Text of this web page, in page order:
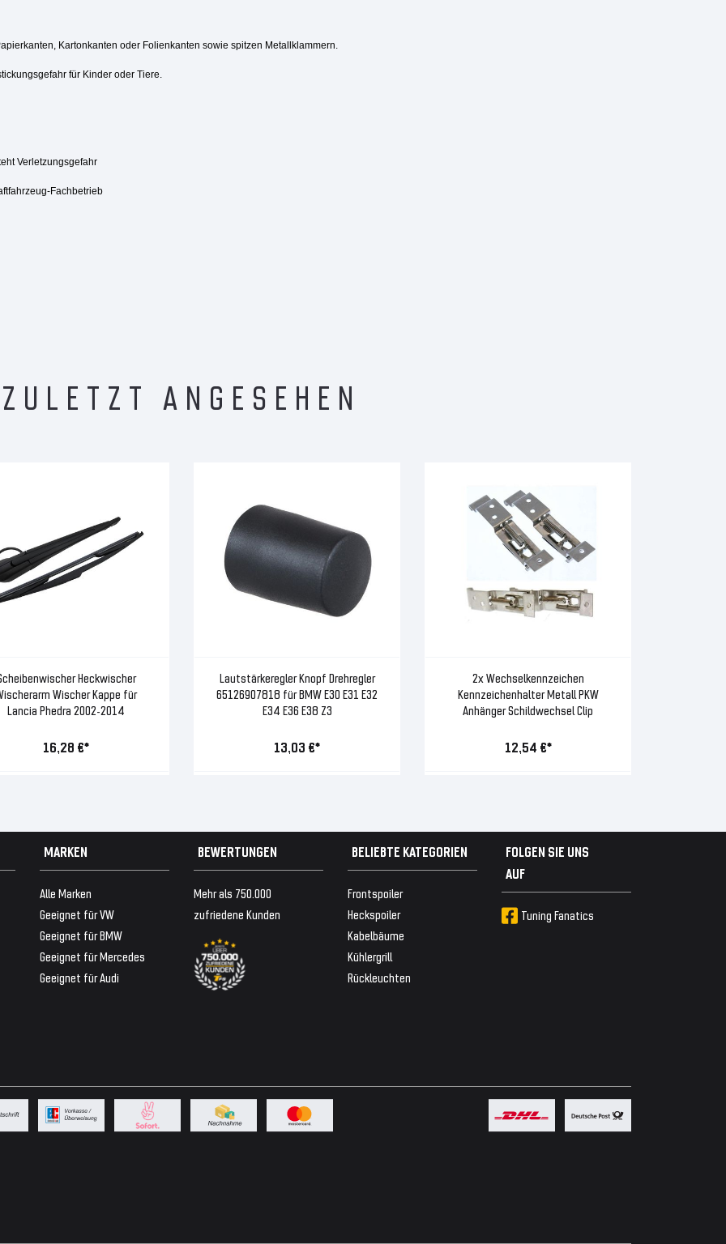
Kartonkanten oder Folienkanten sowie spitzen Metallklammern.
für Kinder oder Tiere.
Verletzungsgefahr
Fachbetrieb
ZULETZT ANGESEHEN
Heckwischer
Wischer Kappe für
Lancia Phedra 2002-2014
16,28 €*
Lautstärkeregler Knopf Drehregler
65126907818 für BMW E30 E31 E32
E34 E36 E38 Z3
13,03 €*
2x Wechselkennzeichen
Kennzeichenhalter Metall PKW
Anhänger Schildwechsel Clip
12,54 €*
MARKEN
Alle Marken
Geeignet für VW
Geeignet für BMW
Geeignet für Mercedes
Geeignet für Audi
BEWERTUNGEN
Mehr als 750.000
zufriedene Kunden
BELIEBTE KATEGORIEN
Frontspoiler
Heckspoiler
Kabelbäume
Kühlergrill
Rückleuchten
FOLGEN SIE UNS
AUF
Tuning Fanatics